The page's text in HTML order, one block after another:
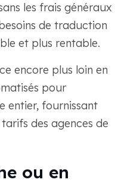
les frais généraux
de traduction
et plus rentable.
encore plus loin en
pour
entier, fournissant
des agences de
ou en